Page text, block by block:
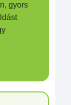
gyors